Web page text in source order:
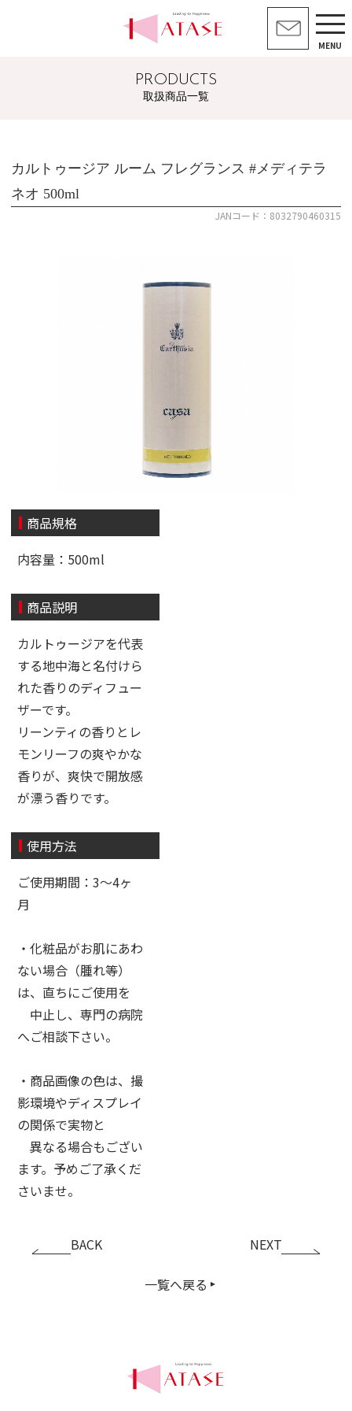
MENU
PRODUCTS
取扱商品一覧
カルトゥージア ルーム フレグランス #メディテラ
ネオ 500ml
JANコード：8032790460315
商品規格
内容量：500ml
商品説明
カルトゥージアを代表
する地中海と名付けら
れた香りのディフュー
ザーです。
リーンティの香りとレ
モンリーフの爽やかな
香りが、爽快で開放感
が漂う香りです。
使用方法
ご使用期間：3〜4ヶ
月
・化粧品がお肌にあわ
ない場合（腫れ等）
は、直ちにご使用を
中止し、専門の病院
へご相談下さい。
・商品画像の色は、撮
影環境やディスプレイ
の関係で実物と
異なる場合もござい
ます。予めご了承くだ
さいませ。
BACK
一覧へ戻る
NEXT